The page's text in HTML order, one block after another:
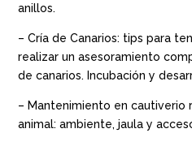
anillos.
– Cría de Canarios: tips para
realizar un asesoramiento
de canarios. Incubación y
– Mantenimiento en cautiverio
animal: ambiente, jaula y